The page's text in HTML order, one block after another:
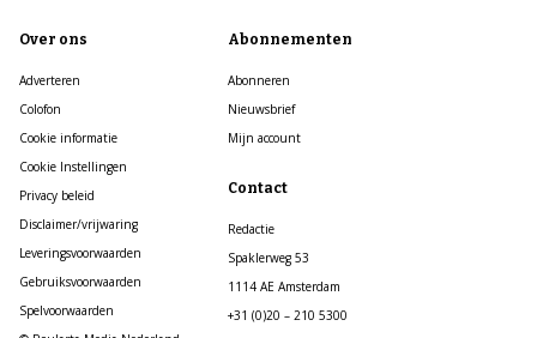
Over ons
Adverteren
Colofon
Cookie informatie
Cookie Instellingen
Privacy beleid
Disclaimer/vrijwaring
Leveringsvoorwaarden
Gebruiksvoorwaarden
Spelvoorwaarden
Abonnementen
Abonneren
Nieuwsbrief
Mijn account
Contact
Redactie
Spaklerweg 53
1114 AE Amsterdam
+31 (0)20 – 210 5300